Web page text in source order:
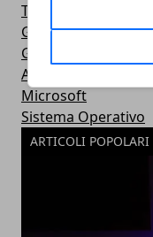
Tablet
Giochi
Giochi
Apple
Microsoft
Sistema Operativo
ARTICOLI POPOLARI